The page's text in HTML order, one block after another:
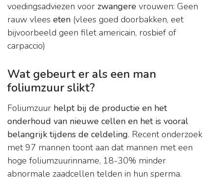
voedingsadviezen voor zwangere vrouwen: Geen
rauw vlees eten (vlees goed doorbakken, eet
bijvoorbeeld geen filet americain, rosbief of
carpaccio)
Wat gebeurt er als een man
foliumzuur slikt?
Foliumzuur helpt bij de productie en het
onderhoud van nieuwe cellen en het is vooral
belangrijk tijdens de celdeling. Recent onderzoek
met 97 mannen toont aan dat mannen met een
hoge foliumzuurinname, 18-30% minder
abnormale zaadcellen telden in hun sperma.